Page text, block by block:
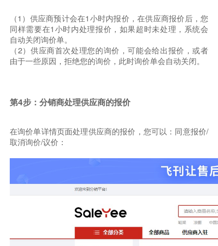
（1）供应商预计会在1小时内报价，在供应商报价后，您
同样需要在1小时内处理报价，如果超时未处理，系统会
自动关闭询价单。
（2）供应商首次处理您的询价，可能会给出报价，或者
由于一些原因，拒绝您的询价，此时询价单会自动关闭。
第4步：分销商处理供应商的报价
在询价单详情页面处理供应商的报价，您可以：同意报价/
取消询价/议价：